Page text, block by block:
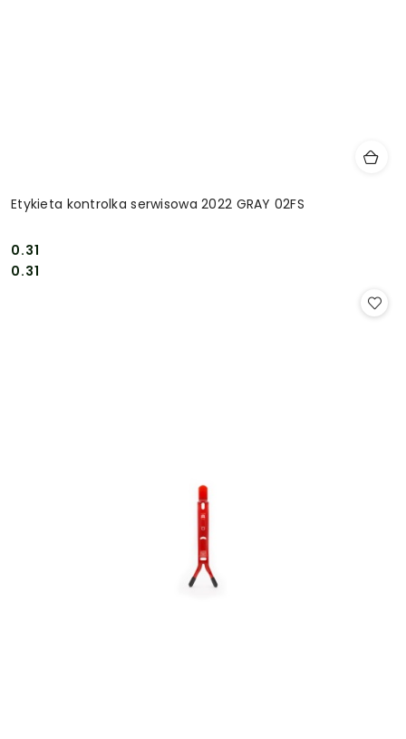
Etykieta kontrolka serwisowa 2022 GRAY 02FS
Cena:
0.31
Cena:
0.31